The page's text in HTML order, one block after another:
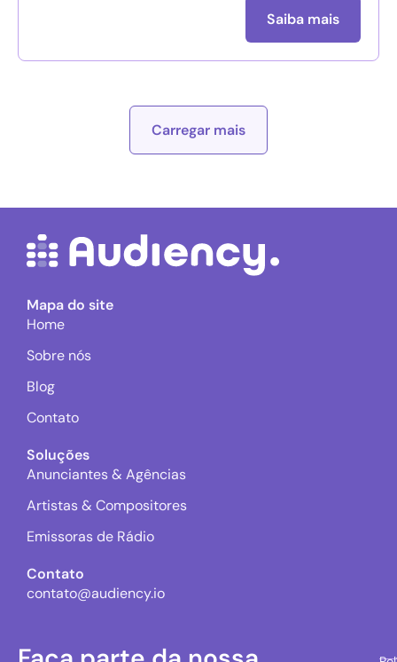
Saiba mais
Carregar mais
Mapa do site
Home
Sobre nós
Blog
Contato
Soluções
Anunciantes & Agências
Artistas & Compositores
Emissoras de Rádio
Contato
contato@audiency.io